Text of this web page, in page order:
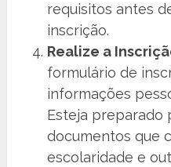
requisitos antes
inscrição.
Realize a
formulário de
informações
Esteja preparado
documentos que
escolaridade e